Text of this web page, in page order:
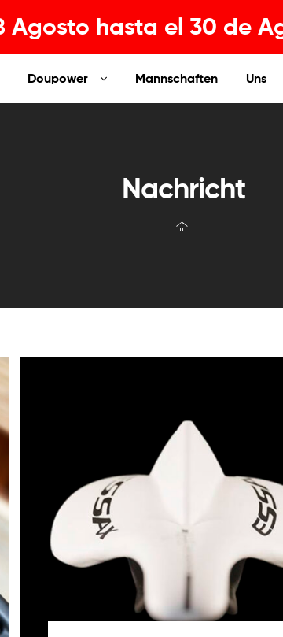
Agosto hasta el 30 de
Doupower Mannschaften Uns
Nachricht